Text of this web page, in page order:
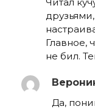
Главное,
не бил.
Да,